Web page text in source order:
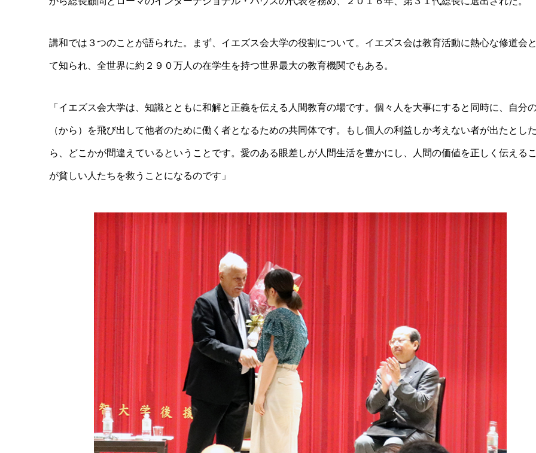
講和では３つのことが語られた。まず、イエズス会大学の役割について。イエズス会は教育活動に熱心な修道会
て知られ、全世界に約２９０万人の在学生を持つ世界最大の教育機関でもある。
「イエズス会大学は、知識とともに和解と正義を伝える人間教育の場です。個々人を大事にすると同時に、自分
（から）を飛び出して他者のために働く者となるための共同体です。もし個人の利益しか考えない者が出たとし
ら、どこかが間違えているということです。愛のある眼差しが人間生活を豊かにし、人間の価値を正しく伝える
が貧しい人たちを救うことになるのです」